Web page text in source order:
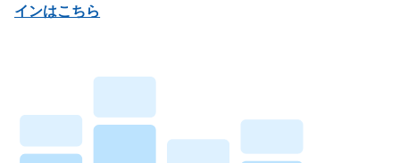
インはこちら